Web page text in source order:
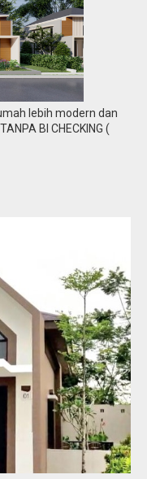
234.983.969
lebih modern dan
BI CHECKING (